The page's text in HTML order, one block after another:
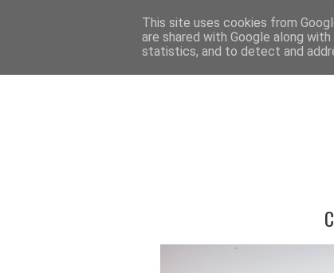
INICIO
This site uses cookies from
are shared with Google along
statistics, and to detect and